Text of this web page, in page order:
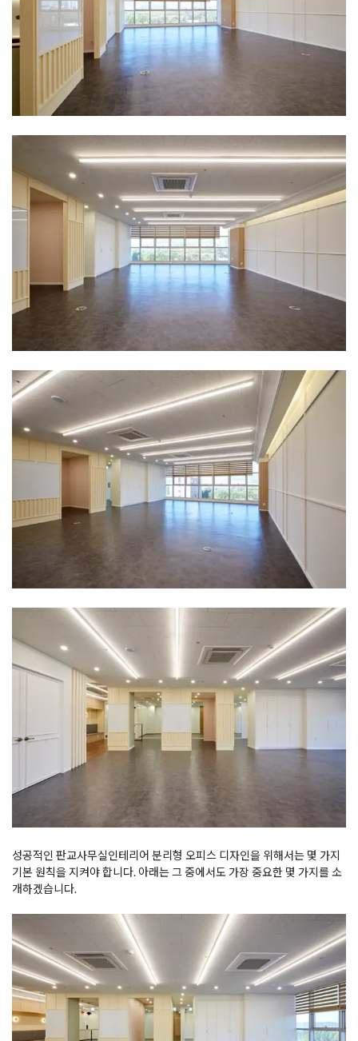
성공적인 판교사무실인테리어 분리형 오피스 디자인을 위해서는 몇 가지
기본 원칙을 지켜야 합니다. 아래는 그 중에서도 가장 중요한 몇 가지를 소
개하겠습니다.